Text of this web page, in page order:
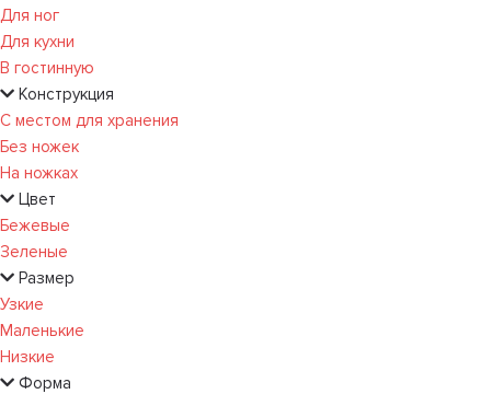
Для ног
Для кухни
В гостинную
Конструкция
С местом для хранения
Без ножек
На ножках
Цвет
Бежевые
Зеленые
Размер
Узкие
Маленькие
Низкие
Форма